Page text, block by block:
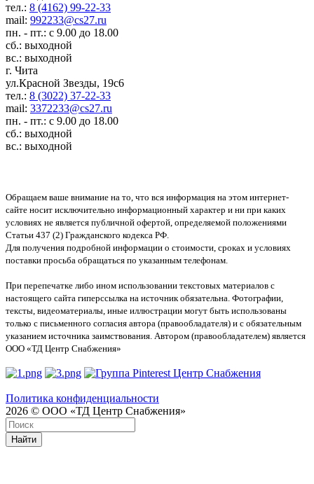
тел.: 8 (4162) 99-22-33
mail: 992233@cs27.ru
пн. - пт.: с 9.00 до 18.00
сб.: выходной
вс.: выходной
г. Чита
ул.Красной Звезды, 19с6
тел.: 8 (3022) 37-22-33
mail: 3372233@cs27.ru
пн. - пт.: с 9.00 до 18.00
сб.: выходной
вс.: выходной
Обращаем ваше внимание на то, что вся информация на этом интернет-
сайте носит исключительно информационный характер и ни при каких
условиях не является публичной офертой, определяемой положениями
Статьи 437 (2) Гражданского кодекса РФ.
Для получения подробной информации о стоимости, сроках и условиях
поставки просьба обращаться по указанным телефонам.
При перепечатке либо ином использовании текстовых материалов с
настоящего сайта гиперссылка на источник обязательна. Фотографии,
тексты, видеоматериалы, иные иллюстрации могут быть использованы
только с письменного согласия автора (правообладателя) и с обязательным
указанием источника заимствования. Автором (правообладателем) является
ООО «ТД Центр Снабжения»
Политика конфиденциальности
2026 © ООО «ТД Центр Снабжения»
Найти